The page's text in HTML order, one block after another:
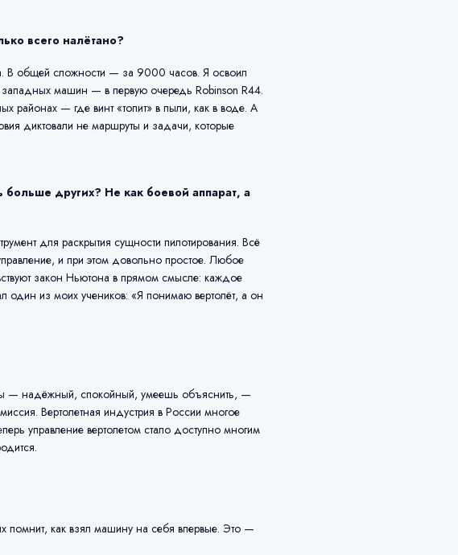
всего налётано?
В общей сложности — за 9000 часов. Я освоил
машин — в первую очередь Robinson R44.
районах — где винт «топит» в пыли, как в воде. А
диктовали не маршруты и задачи, которые
других? Не как боевой аппарат, а
для раскрытия сущности пилотирования. Всё
и при этом довольно простое. Любое
закон Ньютона в прямом смысле: каждое
один из моих учеников: «Я понимаю вертолёт, а он
— надёжный, спокойный, умеешь объяснить, —
Вертолетная индустрия в России многое
управление вертолетом стало доступно многим
как взял машину на себя впервые. Это —